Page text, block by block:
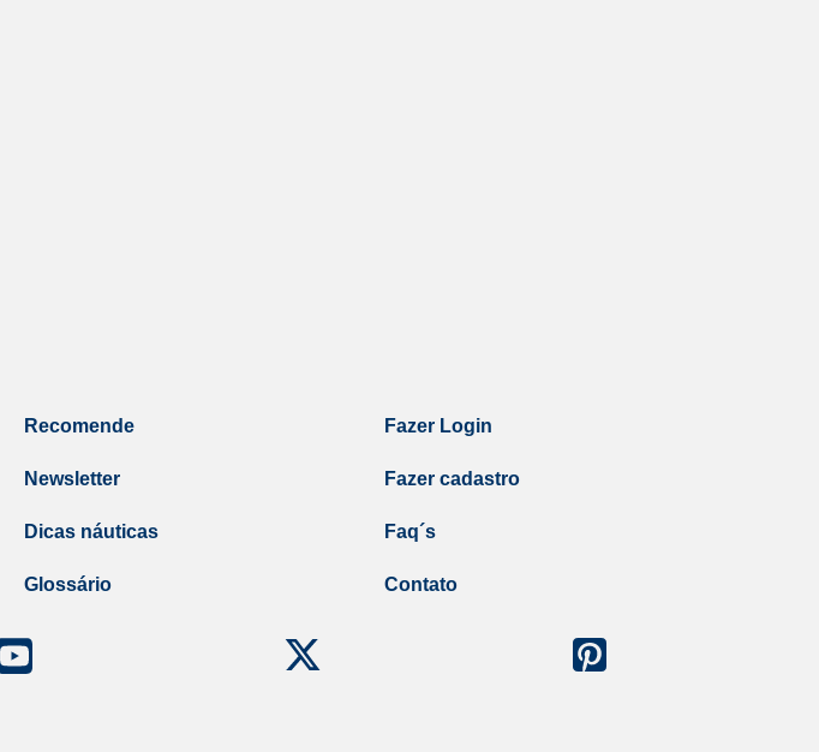
Recomende
Newsletter
Dicas náuticas
Glossário
Fazer Login
Fazer cadastro
Faq´s
Contato